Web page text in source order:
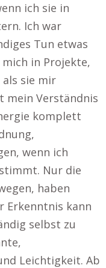
ich sie in
Ich war
Tun etwas
in Projekte,
sie mir
mein Verständnis
komplett
wenn ich
Nur die
haben
Erkenntnis kann
selbst zu
Leichtigkeit. Ab